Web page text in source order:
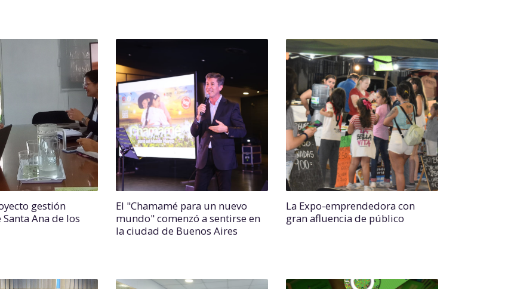
gestión
Ana de los
El "Chamamé para un nuevo
mundo" comenzó a sentirse en
la ciudad de Buenos Aires
La Expo-emprendedora con
gran afluencia de público